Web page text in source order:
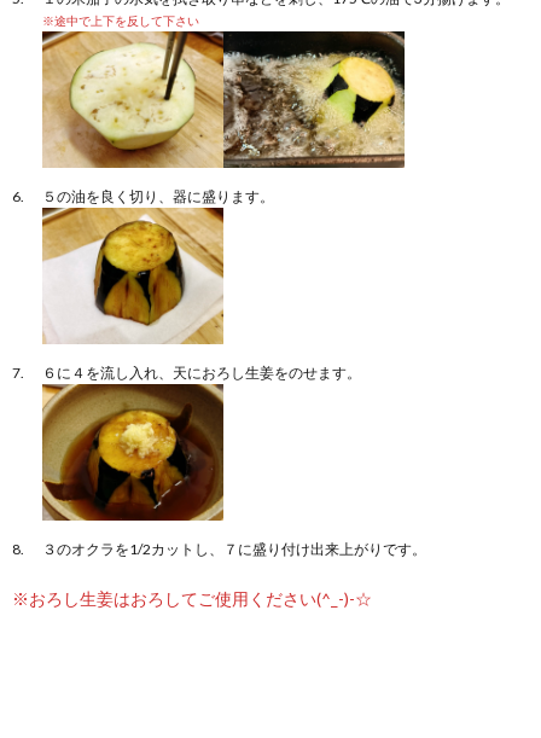
※途中で上下を反して下さい
５の油を良く切り、器に盛ります。
６に４を流し入れ、天におろし生姜をのせます。
３のオクラを1/2カットし、７に盛り付け出来上がりです。
※おろし生姜はおろしてご使用ください(^_-)-☆